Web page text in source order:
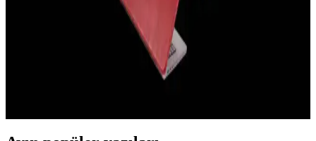
Elektronik Cihazlar İçin En İyi Kılıf Seçenekleri ve
Koruma Özellikleri Rehberi
Elektronik cihazların güvenliği ve estetiği için doğru kılıf seçimi
önemlidir. Bu rehberde, çeşitli materyaller ve koruma özellikleri